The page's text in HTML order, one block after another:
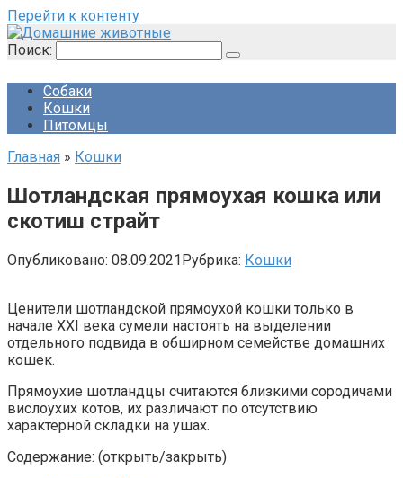
Перейти к контенту
Поиск:
Собаки
Кошки
Питомцы
Главная » Кошки
Шотландская прямоухая кошка или
скотиш страйт
Опубликовано: 08.09.2021Рубрика: Кошки
Ценители шотландской прямоухой кошки только в
начале XXI века сумели настоять на выделении
отдельного подвида в обширном семействе домашних
кошек.
Прямоухие шотландцы считаются близкими сородичами
вислоухих котов, их различают по отсутствию
характерной складки на ушах.
Содержание: (открыть/закрыть)